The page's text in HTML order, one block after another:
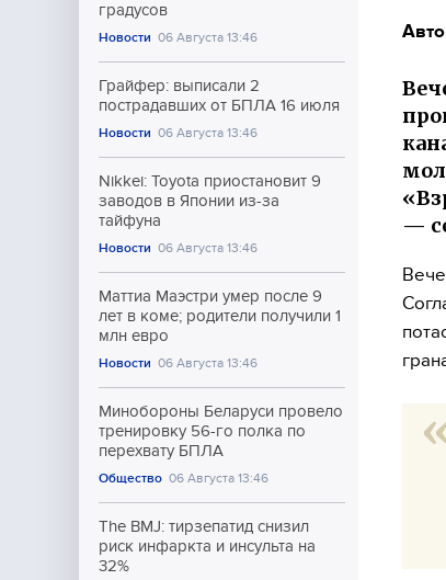
градусов
Новости 06 Августа 13:46
Грайфер: выписали 2
пострадавших от БПЛА 16 июля
Новости 06 Августа 13:46
Nikkei: Toyota приостановит 9
заводов в Японии из-за
тайфуна
Новости 06 Августа 13:46
Маттиа Маэстри умер после 9
лет в коме; родители получили 1
млн евро
Новости 06 Августа 13:46
Минобороны Беларуси провело
тренировку 56-го полка по
перехвату БПЛА
Общество 06 Августа 13:46
The BMJ: тирзепатид снизил
риск инфаркта и инсульта на
32%
—